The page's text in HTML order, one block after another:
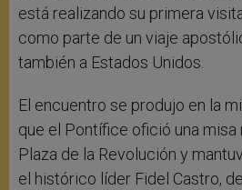
está realizando su primera
como parte de un viaje
también a Estados Unidos.
El encuentro se produjo en la
que el Pontífice ofició una misa
Plaza de la Revolución y
el histórico líder Fidel Castro,